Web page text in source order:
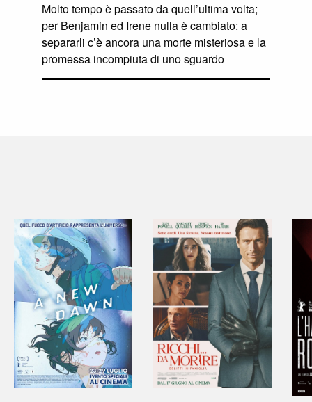
Molto tempo è passato da quell’ultima volta;
per Benjamin ed Irene nulla è cambiato: a
separarli c’è ancora una morte misteriosa e la
promessa incompiuta di uno sguardo